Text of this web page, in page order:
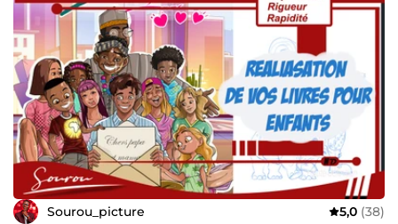
Sourou_picture 5,0 (38)